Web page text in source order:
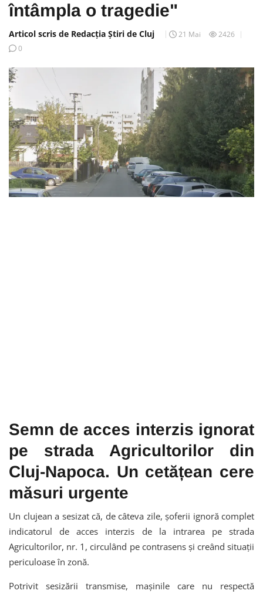
întâmpla o tragedie"
Articol scris de Redacția Știri de Cluj 21 Mai
2426
0
Semn de acces interzis ignorat
pe strada Agricultorilor din
Cluj-Napoca. Un cetățean cere
măsuri urgente
Un clujean a sesizat că, de câteva zile, șoferii ignoră complet
indicatorul de acces interzis de la intrarea pe strada
Agricultorilor, nr. 1, circulând pe contrasens și creând situații
periculoase în zonă.
Potrivit sesizării transmise, mașinile care nu respectă